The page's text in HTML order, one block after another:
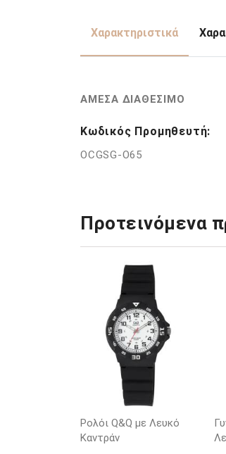
Χαρακτηριστικά
ΑΜΕΣΑ ΔΙΑΘΕΣΙΜΟ
Κωδικός Προμηθευτή:
OCGSG-O65
Προτεινόμενα
Ρολόι Q&Q με Λευκό
Καντράν